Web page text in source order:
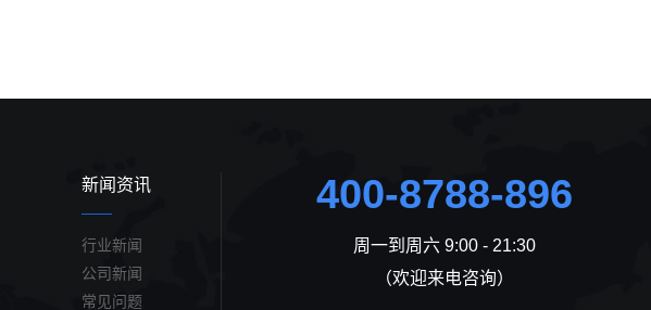
运行正常有直接关系，而对于核心部件压缩机来说，冷水…
备和技术，助力制药等行业更好的发展。风冷式冷水机组是冷水机组的一种机
型。风冷式冷水机组通过压缩机将常温的水冷却到一定的温度，以加强冷却模
具或机器。散热器作为单机，是一个内置的风机，主要有三个相互连接的系统:
制冷剂循环系统、水循环系统、电气自动控制系统。凯德利风冷涡旋式制冷机
吸收了国内外先进、现代的技术，品质优良，外形美观。具有良好的性能,低噪
新闻资讯
行业新闻
公司新闻
常见问题
400-8788-896
周一到周六 9:00 - 21:30
（欢迎来电咨询）